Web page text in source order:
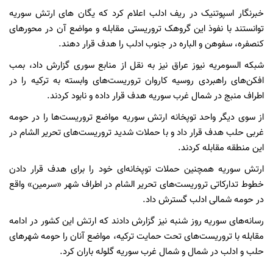
خبرنگار اسپوتنیک در ریف ادلب اعلام کرد که یگان های ارتش سوریه
توانستند با نفوذ این گروهک تروریستی مقابله و مواضع آن در محورهای
کنصفره، سفوهن و الباره در جنوب ادلب را هدف قرار دهند.
شبکه السومریه نیوز عراق نیز به نقل از منابع سوری گزارش داد، بمب
افکن‌های راهبردی روسیه کاروان تروریست‌های وابسته به ترکیه را در
اطراف منبج در شمال غرب سوریه هدف قرار داده و نابود کردند.
از سوی دیگر واحد توپخانه ارتش سوریه مواضع تروریست‌ها را در حومه
غربی حلب هدف قرار داد و با حملات شدید تروریست‌های تحریر الشام در
این منطقه مقابله کردند.
ارتش سوریه همچنین حملات توپخانه‌ای خود را برای هدف قرار دادن
خطوط تدارکاتی تروریست‌های تحریر الشام در اطراف شهر «سرمین» واقع
در حومه شمالی ادلب گسترش داد.
رسانه‌های سوریه روز شنبه نیز گزارش دادند که ارتش این کشور در ادامه
مقابله با تروریست‌های تحت حمایت ترکیه، مواضع آنان را حومه شهرهای
حلب و ادلب در شمال و شمال غرب سوریه گلوله باران کرد.